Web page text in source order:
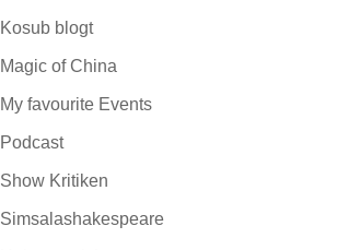
Kosub blogt
Magic of China
My favourite Events
Podcast
Show Kritiken
Simsalashakespeare